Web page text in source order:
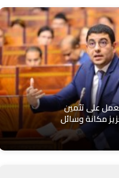
تعمل على تثمين
مكانة وسائل